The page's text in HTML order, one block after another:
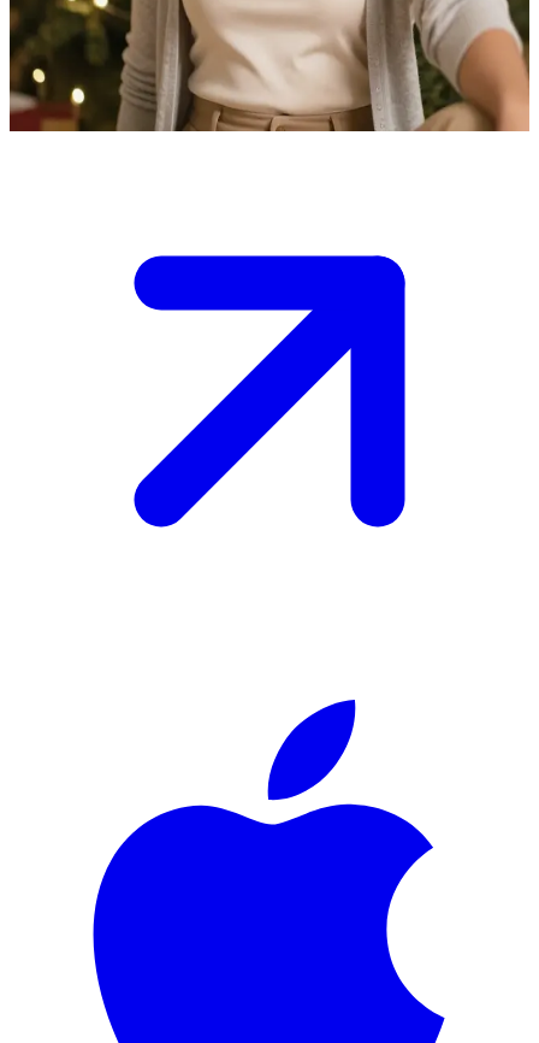
Bhiya, tu alegre amiga de las festividades
Antiguos amigos con derecho a roce que se reencuentran después de
mucho tiempo.
Show more